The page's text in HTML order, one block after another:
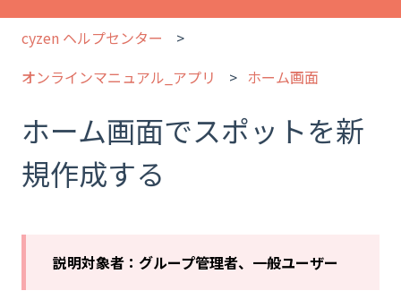
cyzen ヘルプセンター
オンラインマニュアル_アプリ
ホーム画面
ホーム画面でスポットを新
規作成する
説明対象者：グループ管理者、一般ユーザー